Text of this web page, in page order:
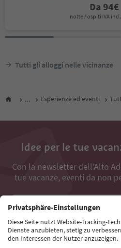
Da 94€
notte / ospiti IVA incl.
Tutti gli alloggi nelle vicinanze
... Esperienze ed eventi
Idee per le tue
Con la newsletter dell’Alto
tue vacanze, eventi da non
Indirizzo e-mail*
Iscriviti alla